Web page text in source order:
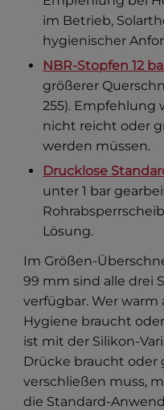
im Betrieb,
hygienischer
NBR-Stopfen 12
größerer
255). Empfehlung
nicht reicht oder
werden müssen.
Drucklose
unter 1 bar
Lösung.
Im Größen-
99 mm sind alle drei
verfügbar. Wer
Hygiene braucht
ist mit der Silikon-
Drücke braucht oder
verschließen muss,
die Standard-